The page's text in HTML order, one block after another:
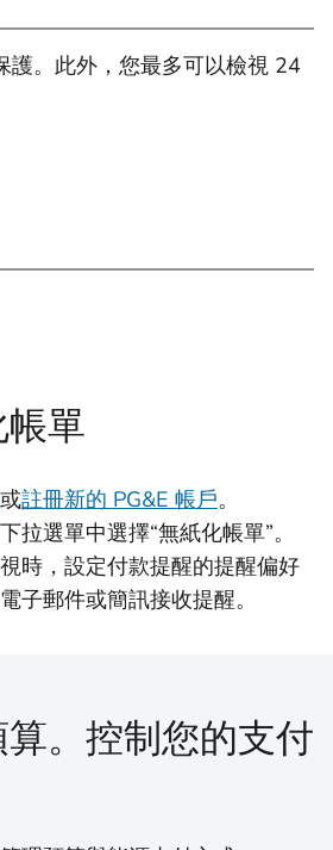
護。此外，您最多可以檢視 24
單
或註冊新的 PG&E 帳戶。
拉選單中選擇“無紙化帳單”。
時，設定付款提醒的提醒偏好
子郵件或簡訊接收提醒。
。控制您的支付